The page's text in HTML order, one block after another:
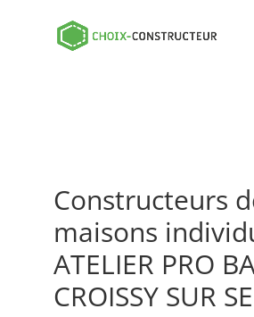
Constructeurs
maisons
ATELIER PRO
CROISSY SUR